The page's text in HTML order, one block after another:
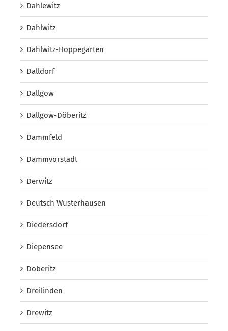
Dahlewitz
Dahlwitz
Dahlwitz-Hoppegarten
Dalldorf
Dallgow
Dallgow-Döberitz
Dammfeld
Dammvorstadt
Derwitz
Deutsch Wusterhausen
Diedersdorf
Diepensee
Döberitz
Dreilinden
Drewitz